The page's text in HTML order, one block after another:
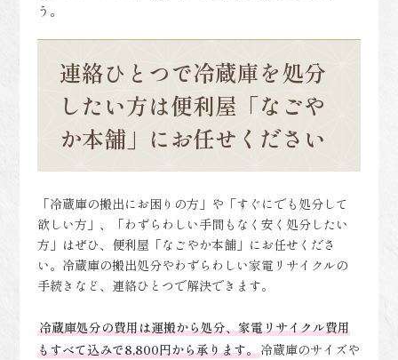
う。
連絡ひとつで冷蔵庫を処分
したい方は便利屋「なごや
か本舗」にお任せください
「冷蔵庫の搬出にお困りの方」や「すぐにでも処分して
欲しい方」、「わずらわしい手間もなく安く処分したい
方」はぜひ、便利屋「なごやか本舗」にお任せくださ
い。冷蔵庫の搬出処分やわずらわしい家電リサイクルの
手続きなど、連絡ひとつで解決できます。
冷蔵庫処分の費用は運搬から処分、家電リサイクル費用
もすべて込みで8,800円から承ります。冷蔵庫のサイズや